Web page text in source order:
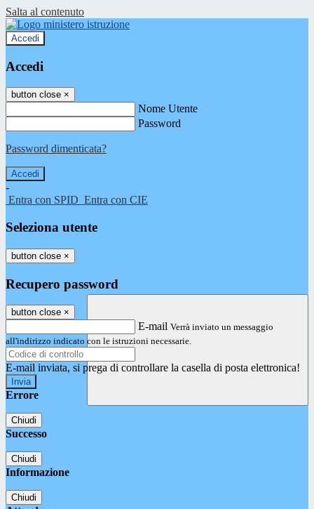
Salta al contenuto
Accedi
Accedi
button close ×
Nome Utente
Password
Password dimenticata?
-
Entra con SPID Entra con CIE
Seleziona utente
button close ×
Recupero password
button close ×
E-mail Verrà inviato un messaggio
all'indirizzo indicato con le istruzioni necessarie.
E-mail inviata, si prega di controllare la casella di posta elettronica!
Errore
Chiudi
Successo
Chiudi
Informazione
Chiudi